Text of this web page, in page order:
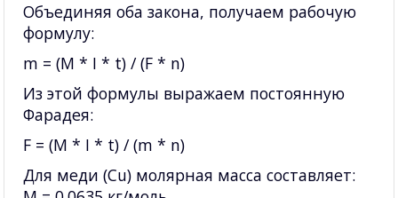
Объединяя оба закона, получаем рабочую
формулу:
m = (M * I * t) / (F * n)
Из этой формулы выражаем постоянную
Фарадея:
F = (M * I * t) / (m * n)
Для меди (Cu) молярная масса составляет: